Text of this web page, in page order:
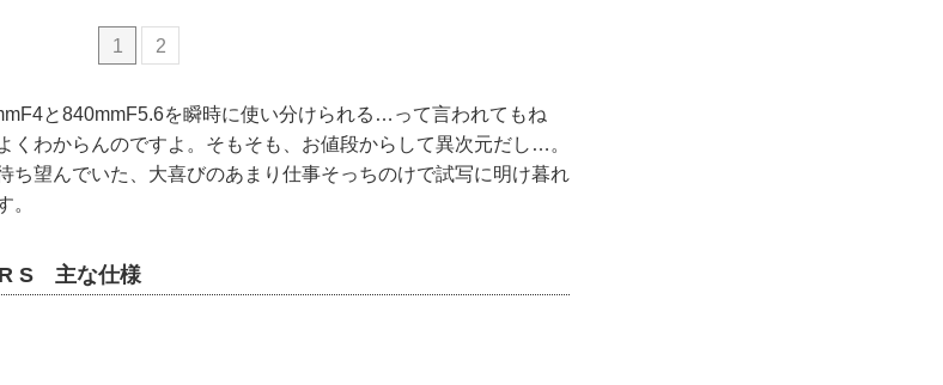
1 2
と840mmF5.6を瞬時に使い分けられる…って言われてもね
くわからんのですよ。そもそも、お値段からして異次元だし…。
ち望んでいた、大喜びのあまり仕事そっちのけで試写に明け暮れ
。
S 主な仕様